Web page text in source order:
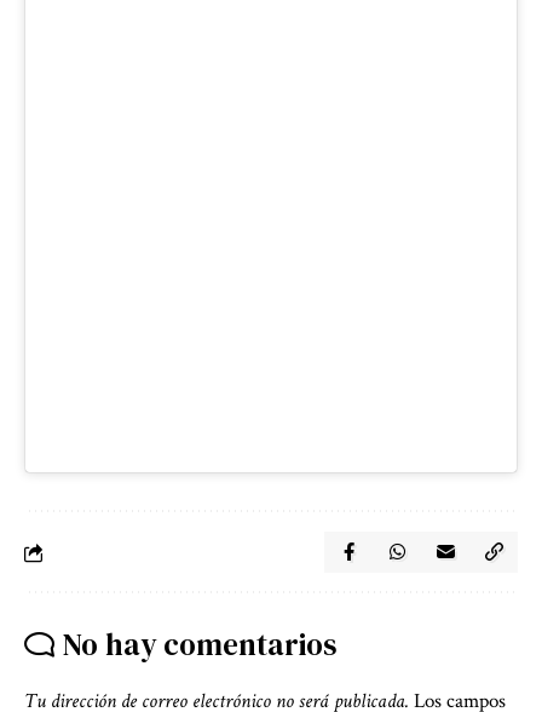
No hay comentarios
Tu dirección de correo electrónico no será publicada. Los campos